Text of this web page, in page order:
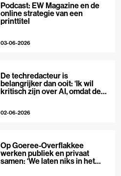
Podcast: EW Magazine en de
online strategie van een
printtitel
03-06-2026
De techredacteur is
belangrijker dan ooit: ‘Ik wil
kritisch zijn over AI, omdat de
02-06-2026
Op Goeree-Overflakkee
werken publiek en privaat
samen: ‘We laten niks in het